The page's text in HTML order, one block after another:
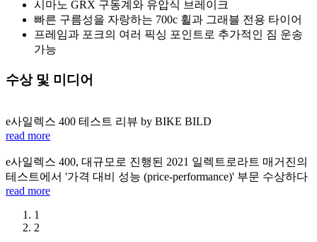
시마노 GRX 구동계와 유압식 브레이크
빠른 구름성을 자랑하는 700c 휠과 그래블 전용 타이어
프레임과 포크의 여러 픽싱 포인트로 추가적인 짐 운송
가능
수상 및 미디어
e사일렉스 400 테스트 리뷰 by BIKE BILD
read more
e사일렉스 400, 대규모로 진행된 2021 일렉트로라트 매거진의
테스트에서 '가격 대비 성능 (price-performance)' 부문 수상하다
read more
1
2